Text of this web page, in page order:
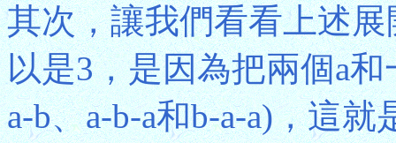
其次，讓我們看看上述
以是3，是因為把兩個a
a-b、a-b-a和b-a-a)，這就